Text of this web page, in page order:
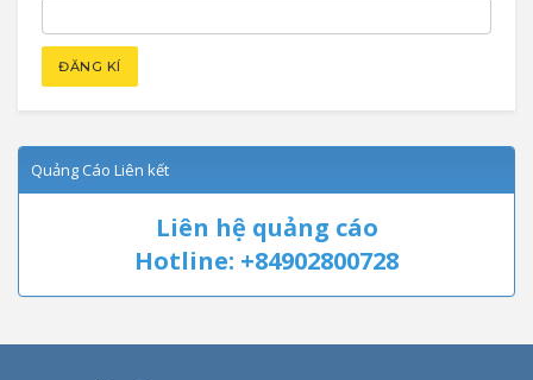
Quảng Cáo Liên kết
Liên hệ quảng cáo
Hotline: +84902800728